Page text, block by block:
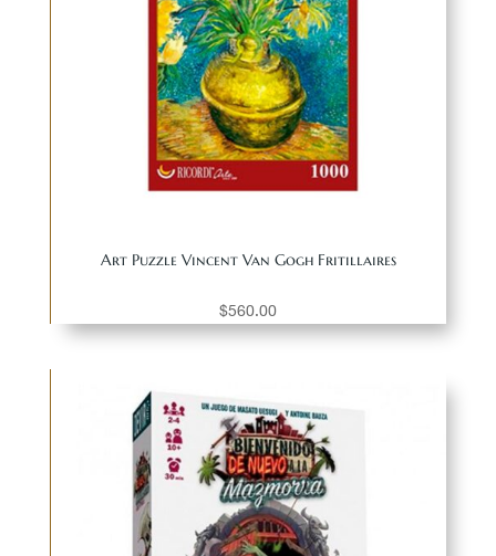
Art Puzzle Vincent Van Gogh Fritillaires
$560.00